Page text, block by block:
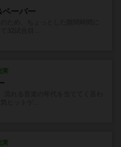
ペーパー
実
実